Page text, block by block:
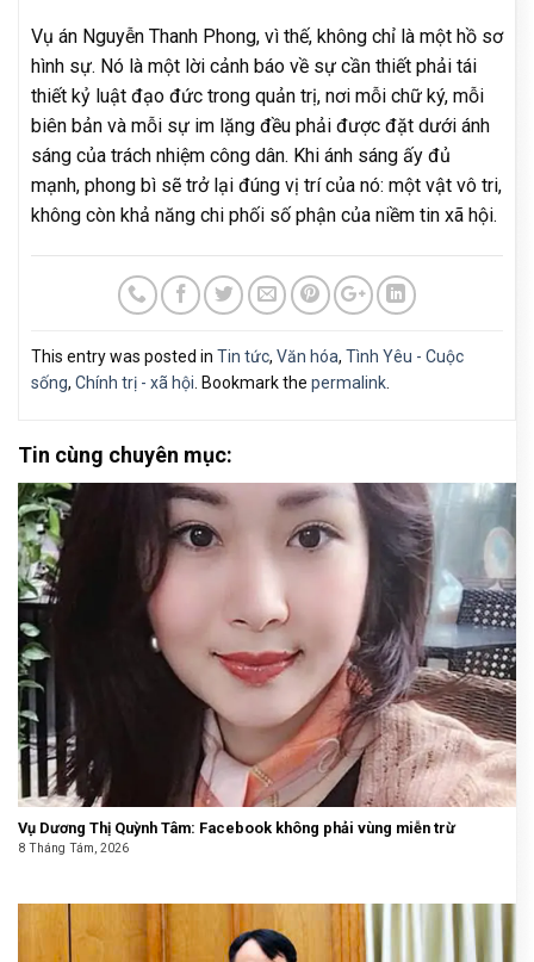
Vụ án Nguyễn Thanh Phong, vì thế, không chỉ là một hồ sơ
hình sự. Nó là một lời cảnh báo về sự cần thiết phải tái
thiết kỷ luật đạo đức trong quản trị, nơi mỗi chữ ký, mỗi
biên bản và mỗi sự im lặng đều phải được đặt dưới ánh
sáng của trách nhiệm công dân. Khi ánh sáng ấy đủ
mạnh, phong bì sẽ trở lại đúng vị trí của nó: một vật vô tri,
không còn khả năng chi phối số phận của niềm tin xã hội.
This entry was posted in Tin tức, Văn hóa, Tình Yêu - Cuộc
sống, Chính trị - xã hội . Bookmark the permalink
Tin cùng chuyên mục:
Vụ Dương Thị Quỳnh Tâm: Facebook không phải vùng miễn trừ
8 Tháng Tám, 2026